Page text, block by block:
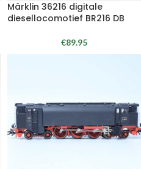
Märklin 36216 digitale
diesellocomotief BR216 DB
€89.95